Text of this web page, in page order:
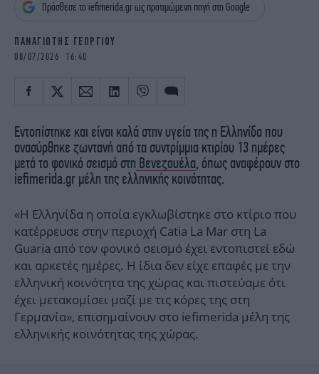
MEDIA
ELAMEFORA
NEWSLETTER
Πρόσθεσε το iefimerida.gr ως προτιμώμενη πηγή στη Google
ΠΑΝΑΓΙΩΤΗΣ ΓΕΩΡΓΙΟΥ
08/07/2026 16:40
Εντοπίστηκε και είναι καλά στην υγεία της η Ελληνίδα που
ανασύρθηκε ζωντανή από τα συντρίμμια κτιρίου 13 ημέρες
μετά το φονικό σεισμό στη Βενεζουέλα, όπως αναφέρουν στο
iefimerida.gr μέλη της ελληνικής κοινότητας.
«Η Ελληνίδα η οποία εγκλωβίστηκε στο κτίριο που
κατέρρευσε στην περιοχή Catia La Mar στη La
Guaria από τον φονικό σεισμό έχει εντοπιστεί εδώ
και αρκετές ημέρες. Η ίδια δεν είχε επαφές με την
ελληνική κοινότητα της χώρας και πιστεύαμε ότι
έχει μετακομίσει μαζί με τις κόρες της στη
Γερμανία», επισημαίνουν στο iefimerida μέλη της
ελληνικής κοινότητας της χώρας.